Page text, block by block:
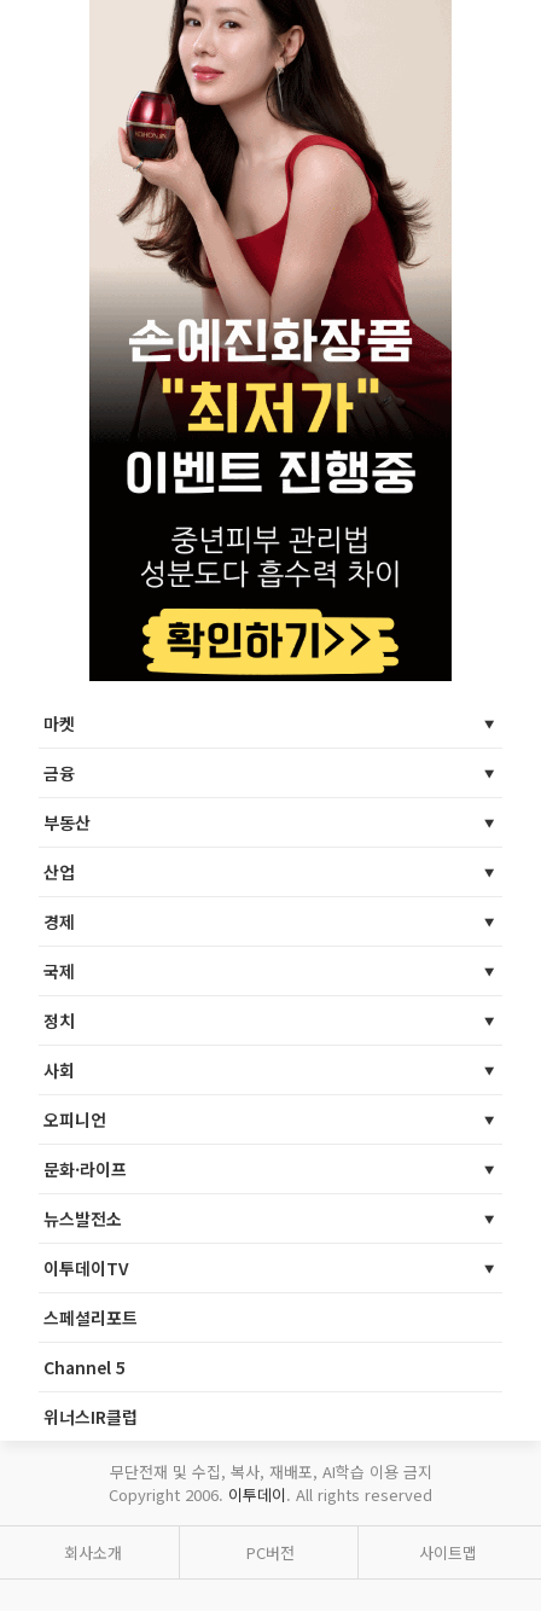
마켓
금융
부동산
산업
경제
국제
정치
사회
오피니언
문화·라이프
뉴스발전소
이투데이TV
스페셜리포트
Channel 5
위너스IR클럽
무단전재 및 수집, 복사, 재배포, AI학습 이용 금지
Copyright 2006. 이투데이. All rights reserved
회사소개 PC버전 사이트맵